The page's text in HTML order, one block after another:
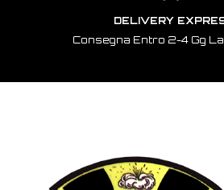
DELIVERY
Consegna Entro 2-4 Gg